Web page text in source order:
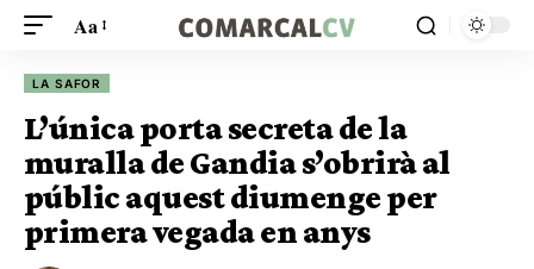
Aa
LA SAFOR
L’única porta secreta de la
muralla de Gandia s’obrirà al
públic aquest diumenge per
primera vegada en anys